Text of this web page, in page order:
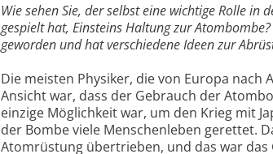
Wie sehen Sie, der selbst eine wichtige Rolle
gespielt hat, Einsteins Haltung zur
geworden und hat verschiedene Ideen zur
Die meisten Physiker, die von Europa nach
Ansicht war, dass der Gebrauch der
einzige Möglichkeit war, um den Krieg mit
der Bombe viele Menschenleben gerettet.
Atomrüstung übertrieben, und das war das